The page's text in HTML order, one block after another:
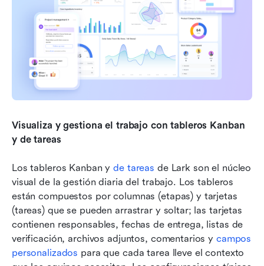
Visualiza y gestiona el trabajo con tableros Kanban
y de tareas
Los tableros Kanban y de tareas de Lark son el núcleo
visual de la gestión diaria del trabajo. Los tableros
están compuestos por columnas (etapas) y tarjetas
(tareas) que se pueden arrastrar y soltar; las tarjetas
contienen responsables, fechas de entrega, listas de
verificación, archivos adjuntos, comentarios y campos
personalizados para que cada tarea lleve el contexto